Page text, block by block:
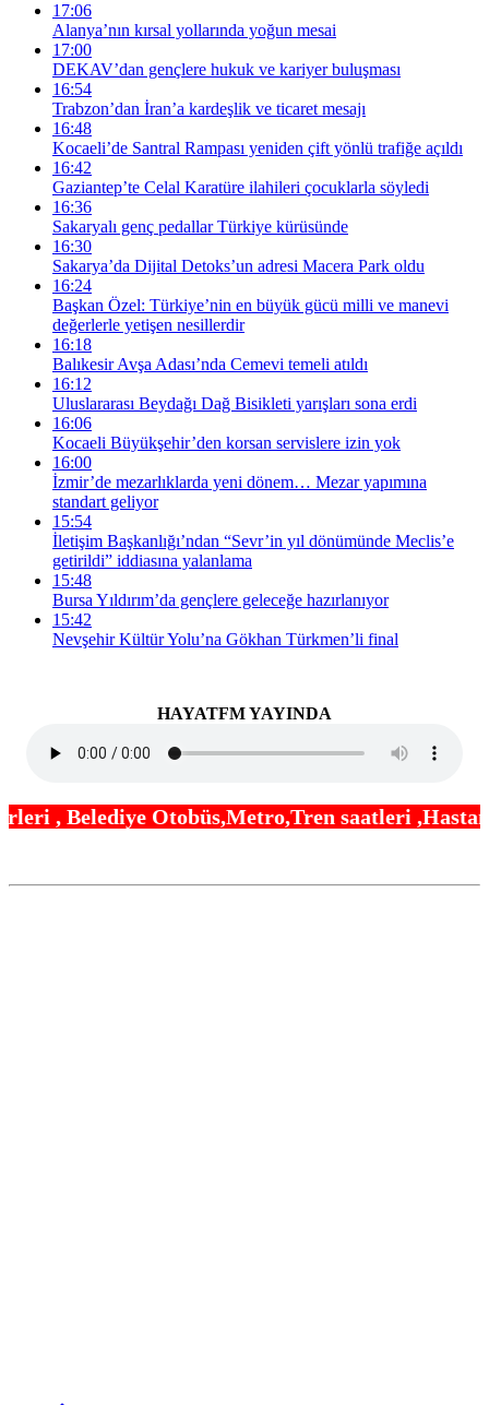
17:06
Alanya’nın kırsal yollarında yoğun mesai
17:00
DEKAV’dan gençlere hukuk ve kariyer buluşması
16:54
Trabzon’dan İran’a kardeşlik ve ticaret mesajı
16:48
Kocaeli’de Santral Rampası yeniden çift yönlü trafiğe açıldı
16:42
Gaziantep’te Celal Karatüre ilahileri çocuklarla söyledi
16:36
Sakaryalı genç pedallar Türkiye kürüsünde
16:30
Sakarya’da Dijital Detoks’un adresi Macera Park oldu
16:24
Başkan Özel: Türkiye’nin en büyük gücü milli ve manevi
değerlerle yetişen nesillerdir
16:18
Balıkesir Avşa Adası’nda Cemevi temeli atıldı
16:12
Uluslararası Beydağı Dağ Bisikleti yarışları sona erdi
16:06
Kocaeli Büyükşehir’den korsan servislere izin yok
16:00
İzmir’de mezarlıklarda yeni dönem… Mezar yapımına
standart geliyor
15:54
İletişim Başkanlığı’ndan “Sevr’in yıl dönümünde Meclis’e
getirildi” iddiasına yalanlama
15:48
Bursa Yıldırım’da gençlere geleceğe hazırlanıyor
15:42
Nevşehir Kültür Yolu’na Gökhan Türkmen’li final
HAYATFM YAYINDA
Otobüs,Metro,Tren saatleri ,Hastaneler,